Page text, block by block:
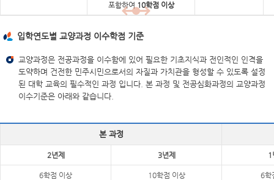
포함하여10학점 이상
입학연도별 교양과정 이수학점 기준
교양과정은 전공과정을 이수함에 있어 필요한 기초지식과 전인적인 인격을
도약하며 건전한 민주시민으로서의 자질과 가치관을 형성할 수 있도록 설정
된 대학 교육의 필수적인 과정 입니다. 본 과정 및 전공심화과정의 교양과정
이수기준은 아래와 같습니다.
본 과정
2년제 3년제 1
6학점 이상 10학점 이상 6학